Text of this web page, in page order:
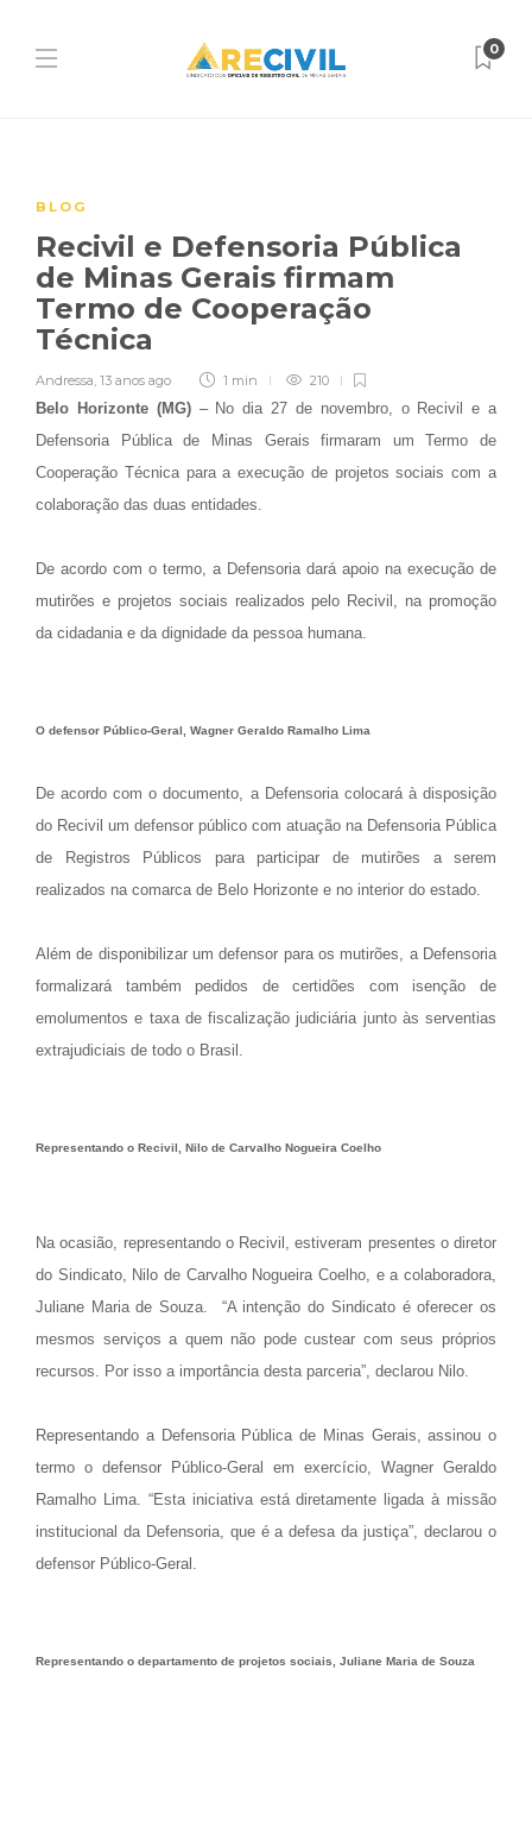
0
BLOG
Recivil e Defensoria Pública
de Minas Gerais firmam
Termo de Cooperação
Técnica
Andressa, 13 anos ago 1 min 210
Belo Horizonte (MG)– No dia 27 de novembro, o Recivil e a
Defensoria Pública de Minas Gerais firmaram um Termo de
Cooperação Técnica para a execução de projetos sociais com a
colaboração das duas entidades.
De acordo com o termo, a Defensoria dará apoio na execução de
mutirões e projetos sociais realizados pelo Recivil, na promoção
da cidadania e da dignidade da pessoa humana.
O defensor Público-Geral, Wagner Geraldo Ramalho Lima
De acordo com o documento, a Defensoria colocará à disposição
do Recivil um defensor público com atuação na Defensoria Pública
de Registros Públicos para participar de mutirões a serem
realizados na comarca de Belo Horizonte e no interior do estado.
Além de disponibilizar um defensor para os mutirões, a Defensoria
formalizará também pedidos de certidões com isenção de
emolumentos e taxa de fiscalização judiciária junto às serventias
extrajudiciais de todo o Brasil.
Representando o Recivil, Nilo de Carvalho Nogueira Coelho
Na ocasião, representando o Recivil, estiveram presentes o diretor
do Sindicato, Nilo de Carvalho Nogueira Coelho, e a colaboradora,
Juliane Maria de Souza. “A intenção do Sindicato é oferecer os
mesmos serviços a quem não pode custear com seus próprios
recursos. Por isso a importância desta parceria”, declarou Nilo.
Representando a Defensoria Pública de Minas Gerais, assinou o
termo o defensor Público-Geral em exercício, Wagner Geraldo
Ramalho Lima. “Esta iniciativa está diretamente ligada à missão
institucional da Defensoria, que é a defesa da justiça”, declarou o
defensor Público-Geral.
Representando o departamento de projetos sociais, Juliane Maria de Souza